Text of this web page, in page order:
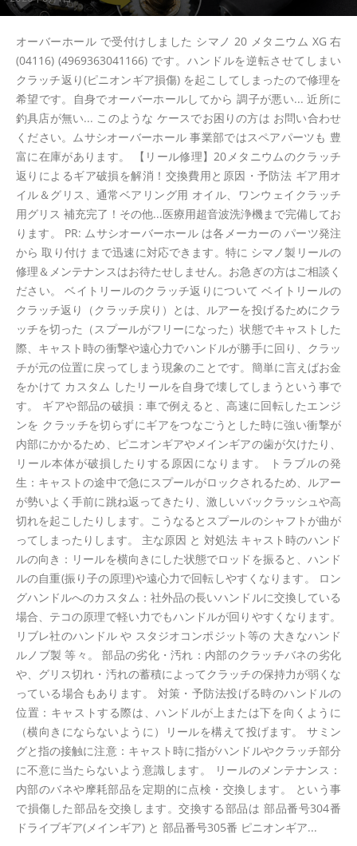
オーバーホール で受付けしました シマノ 20 メタニウム XG 右
(04116) (4969363041166) です。ハンドルを逆転させてしまい
クラッチ返り(ピニオンギア損傷) を起こしてしまったので修理を
希望です。自身でオーバーホールしてから 調子が悪い... 近所に
釣具店が無い... このような ケースでお困りの方は お問い合わせ
ください。ムサシオーバーホール 事業部ではスペアパーツも 豊
富に在庫があります。 【リール修理】20メタニウムのクラッチ
返りによるギア破損を解消！交換費用と原因・予防法 ギア用オ
イル＆グリス、通常ベアリング用 オイル、ワンウェイクラッチ
用グリス 補充完了！その他...医療用超音波洗浄機まで完備してお
ります。 PR: ムサシオーバーホール は各メーカーの パーツ発注
から 取り付け まで迅速に対応できます。特に シマノ製リールの
修理＆メンテナンスはお待たせしません。お急ぎの方はご相談く
ださい。 ベイトリールのクラッチ返りについて ベイトリールの
クラッチ返り（クラッチ戻り）とは、ルアーを投げるためにクラ
ッチを切った（スプールがフリーになった）状態でキャストした
際、キャスト時の衝撃や遠心力でハンドルが勝手に回り、クラッ
チが元の位置に戻ってしまう現象のことです。簡単に言えばお金
をかけて カスタム したリールを自身で壊してしまうという事で
す。 ギアや部品の破損：車で例えると、高速に回転したエンジ
ンを クラッチを切らずにギアをつなごうとした時に強い衝撃が
内部にかかるため、ピニオンギアやメインギアの歯が欠けたり、
リール本体が破損したりする原因になります。 トラブルの発
生：キャストの途中で急にスプールがロックされるため、ルアー
が勢いよく手前に跳ね返ってきたり、激しいバックラッシュや高
切れを起こしたりします。こうなるとスプールのシャフトが曲が
ってしまったりします。 主な原因 と 対処法 キャスト時のハンド
ルの向き：リールを横向きにした状態でロッドを振ると、ハンド
ルの自重(振り子の原理)や遠心力で回転しやすくなります。 ロン
グハンドルへのカスタム：社外品の長いハンドルに交換している
場合、テコの原理で軽い力でもハンドルが回りやすくなります。
リブレ社のハンドル や スタジオコンポジット等の 大きなハンド
ルノブ製 等々。 部品の劣化・汚れ：内部のクラッチバネの劣化
や、グリス切れ・汚れの蓄積によってクラッチの保持力が弱くな
っている場合もあります。 対策・予防法投げる時のハンドルの
位置：キャストする際は、ハンドルが上または下を向くように
（横向きにならないように）リールを構えて投げます。 サミン
グと指の接触に注意：キャスト時に指がハンドルやクラッチ部分
に不意に当たらないよう意識します。 リールのメンテナンス：
内部のバネや摩耗部品を定期的に点検・交換します。 という事
で損傷した部品を交換します。交換する部品は 部品番号304番
ドライブギア(メインギア) と 部品番号305番 ピニオンギア...